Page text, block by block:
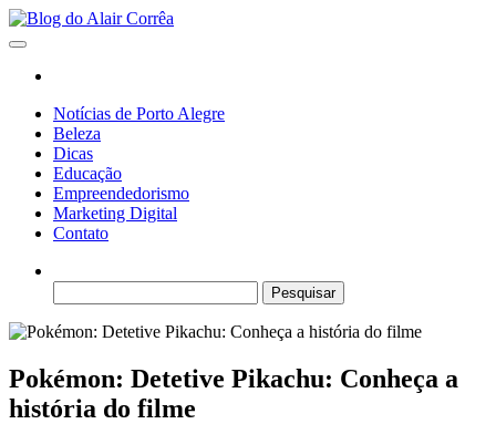
Skip
to
content
Notícias de Porto Alegre
Beleza
Dicas
Educação
Empreendedorismo
Marketing Digital
Contato
por:
Pokémon: Detetive Pikachu: Conheça a
história do filme